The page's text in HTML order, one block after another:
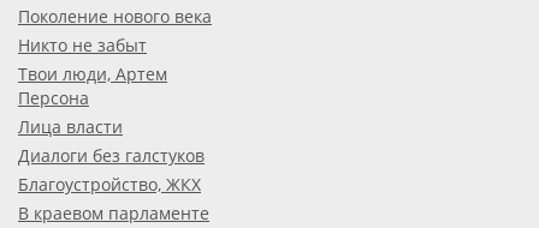
Поколение нового века
Никто не забыт
Твои люди, Артем
Персона
Лица власти
Диалоги без галстуков
Благоустройство, ЖКХ
В краевом парламенте